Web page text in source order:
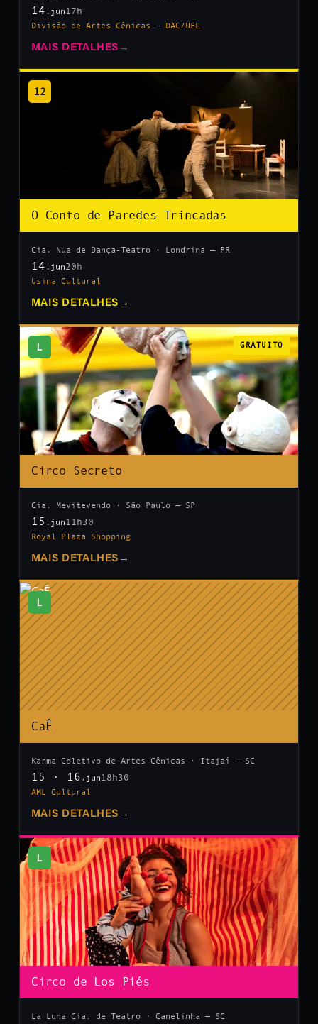
14 .jun 17h
Divisão de Artes Cênicas – DAC/UEL
MAIS DETALHES →
12
O Conto de Paredes Trincadas
Cia. Nua de Dança-Teatro · Londrina — PR
14 .jun20h
Usina Cultural
MAIS DETALHES →
L GRATUITO
Circo Secreto
Cia. Mevitevendo · São Paulo — SP
15 .jun 11h30
Royal Plaza Shopping
MAIS DETALHES →
L
CaÊ
Karma Coletivo de Artes Cênicas · Itajaí — SC
15 · 16 .jun 18h30
AML Cultural
MAIS DETALHES →
L
Circo de Los Piés
La Luna Cia. de Teatro · Canelinha — SC